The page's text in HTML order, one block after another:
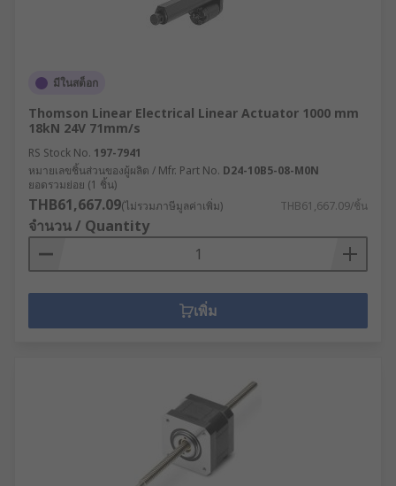
มีในสต็อก
Thomson Linear Electrical Linear Actuator 1000 mm
18kN 24V 71mm/s
RS Stock No. 197-7941
หมายเลขชิ้นส่วนของผู้ผลิต / Mfr. Part No. D24-10B5-08-M0N
ยอดรวมย่อย (1 ชิ้น)
THB61,667.09(ไม่รวมภาษีมูลค่าเพิ่ม) THB61,667.09/ชิ้น
จำนวน / Quantity
เพิ่ม